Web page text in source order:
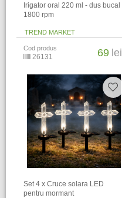
Irigator oral 220 ml - dus bucal
1800 rpm
TREND MARKET
Cod produs
26131 69 lei
Set 4 x Cruce solara LED
pentru mormant